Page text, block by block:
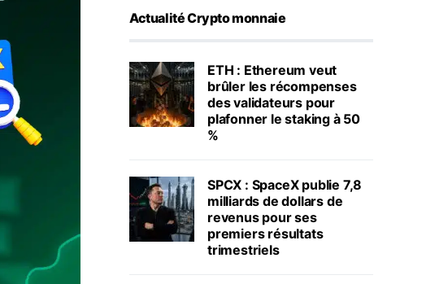
Actualité Crypto monnaie
ETH : Ethereum veut
brûler les récompenses
des validateurs pour
plafonner le staking à 50
%
SPCX : SpaceX publie 7,8
milliards de dollars de
revenus pour ses
premiers résultats
trimestriels